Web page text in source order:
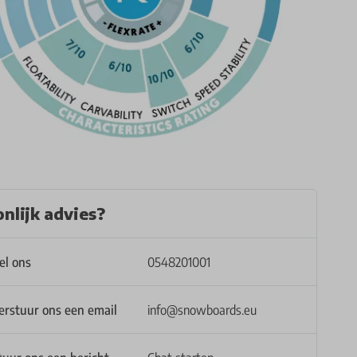
advies?
ons 0548201001
ons een email info@snowboards.eu